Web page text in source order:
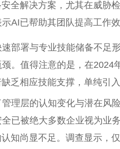
全解决方案，尤其在威胁
AI已帮助其团队提高工作效
部署与专业技能储备不足
。值得注意的是，在
乏相应技能支撑，单纯引
理层的认知变化与潜在风
已被绝大多数企业视为业
知尚显不足。调查显示，